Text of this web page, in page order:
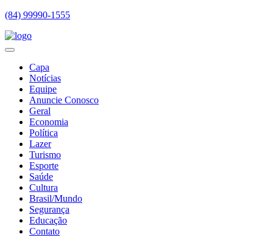
(84) 99990-1555
Capa
Notícias
Equipe
Anuncie Conosco
Geral
Economia
Política
Lazer
Turismo
Esporte
Saúde
Cultura
Brasil/Mundo
Segurança
Educação
Contato